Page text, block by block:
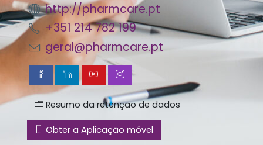
http://pharmcare.pt
+351 214 782 199
geral@pharmcare.pt
Resumo da retenção de dados
Obter a Aplicação móvel